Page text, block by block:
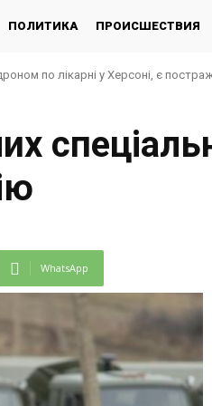
ПОЛИТИКА ПРОИСШЕСТВИЯ
по лікарні у Херсоні, є
WhatsApp